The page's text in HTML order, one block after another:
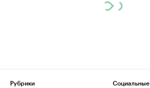
Рубрики
Социальные